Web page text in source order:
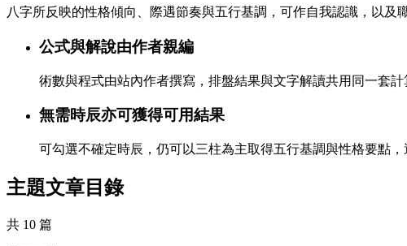
八字所反映的性格傾向、際遇節奏與五行基調，可作自我認識，以及
公式與解說由作者親編
術數與程式由站內作者撰寫，排盤結果與文字解讀共用同一套計
無需時辰亦可獲得可用結果
可勾選不確定時辰，仍可以三柱為主取得五行基調與性格要點，
主題文章目錄
共 10 篇